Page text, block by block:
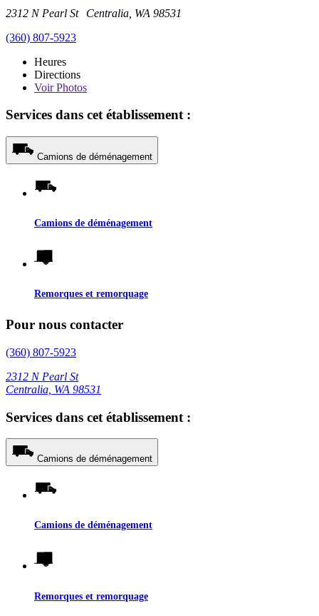
2312 N Pearl St Centralia, WA 98531
(360) 807-5923
Heures
Directions
VoirPhotos
Services dans cet établissement :
Camions de déménagement
Camions de déménagement
Remorques et remorquage
Pour nous contacter
(360) 807-5923
2312 N Pearl St
Centralia, WA 98531
Services dans cet établissement :
Camions de déménagement
Camions de déménagement
Remorques et remorquage